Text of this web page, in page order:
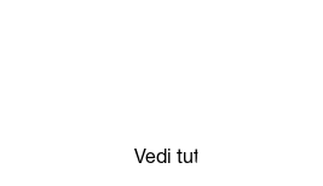
Vedi tutte